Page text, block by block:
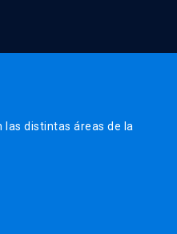
distintas áreas de la